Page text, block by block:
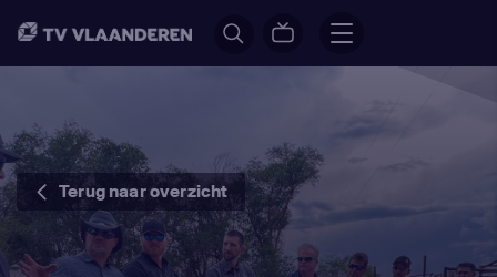
Terug naar overzicht